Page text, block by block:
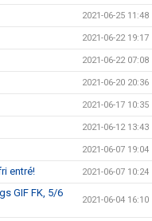
2021-06-25 11:48
2021-06-22 19:17
2021-06-22 07:08
2021-06-20 20:36
2021-06-17 10:35
2021-06-12 13:43
2021-06-07 19:04
entré! 2021-06-07 10:24
GIF FK, 5/6
2021-06-04 16:10